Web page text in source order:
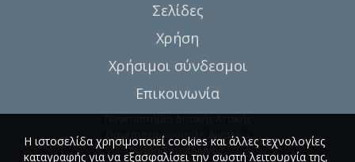
Σελίδες
Χρήση
Χρήσιμοι σύνδεσμοι
Επικοινωνία
Πανεπιστήμιο Δυτικής Αττικής
Πανεπιστημιούπολη Αιγάλεω
Αγίου Σπυρίδωνος
Η ιστοσελίδα χρησιμοποιεί cookies και άλλες τεχνολογίες
καταγραφής για να εξασφαλίσει την σωστή λειτουργία της,